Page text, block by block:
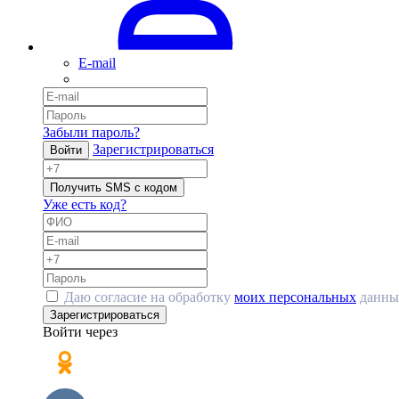
E-mail
Забыли пароль?
Войти Зарегистрироваться
Получить SMS с кодом
Уже есть код?
Даю согласие на обработку моих персональных
Зарегистрироваться
Войти через